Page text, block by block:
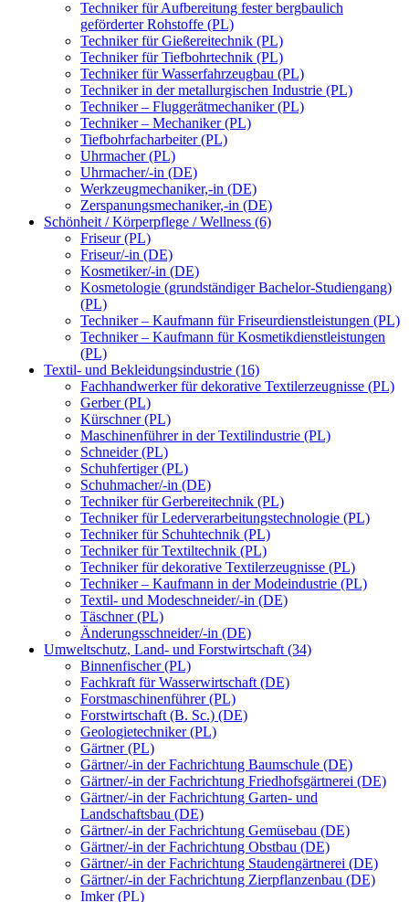
Techniker für Aufbereitung fester bergbaulich
geförderter Rohstoffe (PL)
Techniker für Gießereitechnik (PL)
Techniker für Tiefbohrtechnik (PL)
Techniker für Wasserfahrzeugbau (PL)
Techniker in der metallurgischen Industrie (PL)
Techniker – Fluggerätmechaniker (PL)
Techniker – Mechaniker (PL)
Tiefbohrfacharbeiter (PL)
Uhrmacher (PL)
Uhrmacher/-in (DE)
Werkzeugmechaniker,-in (DE)
Zerspanungsmechaniker,-in (DE)
Schönheit / Körperpflege / Wellness (6)
Friseur (PL)
Friseur/-in (DE)
Kosmetiker/-in (DE)
Kosmetologie (grundständiger Bachelor-Studiengang)
(PL)
Techniker – Kaufmann für Friseurdienstleistungen (PL)
Techniker – Kaufmann für Kosmetikdienstleistungen
(PL)
Textil- und Bekleidungsindustrie (16)
Fachhandwerker für dekorative Textilerzeugnisse (PL)
Gerber (PL)
Kürschner (PL)
Maschinenführer in der Textilindustrie (PL)
Schneider (PL)
Schuhfertiger (PL)
Schuhmacher/-in (DE)
Techniker für Gerbereitechnik (PL)
Techniker für Lederverarbeitungstechnologie (PL)
Techniker für Schuhtechnik (PL)
Techniker für Textiltechnik (PL)
Techniker für dekorative Textilerzeugnisse (PL)
Techniker – Kaufmann in der Modeindustrie (PL)
Textil- und Modeschneider/-in (DE)
Täschner (PL)
Änderungsschneider/-in (DE)
Umweltschutz, Land- und Forstwirtschaft (34)
Binnenfischer (PL)
Fachkraft für Wasserwirtschaft (DE)
Forstmaschinenführer (PL)
Forstwirtschaft (B. Sc.) (DE)
Geologietechniker (PL)
Gärtner (PL)
Gärtner/-in der Fachrichtung Baumschule (DE)
Gärtner/-in der Fachrichtung Friedhofsgärtnerei (DE)
Gärtner/-in der Fachrichtung Garten- und
Landschaftsbau (DE)
Gärtner/-in der Fachrichtung Gemüsebau (DE)
Gärtner/-in der Fachrichtung Obstbau (DE)
Gärtner/-in der Fachrichtung Staudengärtnerei (DE)
Gärtner/-in der Fachrichtung Zierpflanzenbau (DE)
Imker (PL)